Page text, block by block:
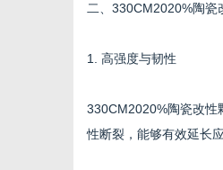
二、330CM2020%陶瓷
1. 高强度与韧性
330CM2020%陶瓷改性
性断裂，能够有效延长应